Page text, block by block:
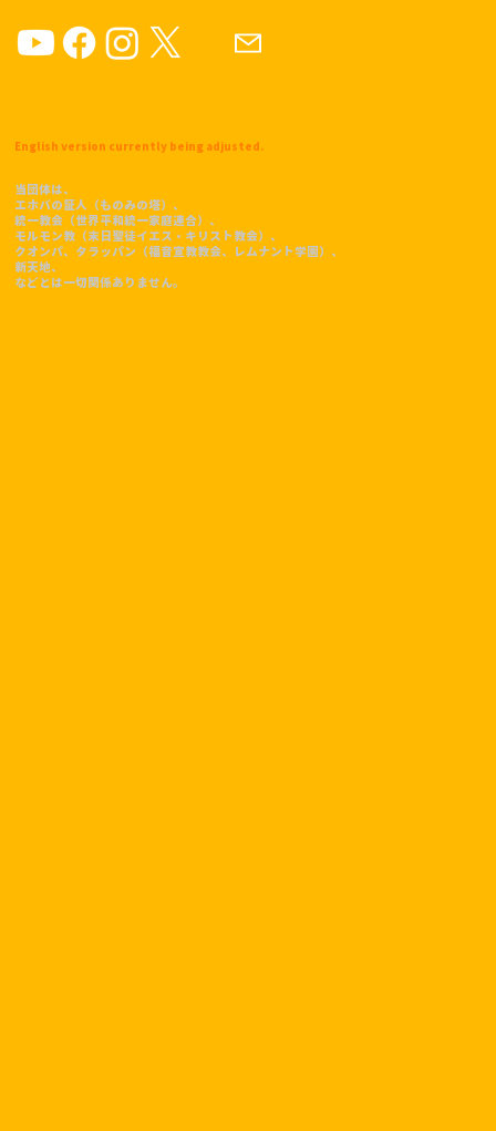
English version currently being adjusted.
当団体は、
エホバの証人（ものみの塔）、
統一教会（世界平和統一家庭連合）、
モルモン教（末日聖徒イエス・キリスト教会）、
クオンパ、タラッパン（福音宣教教会、レムナント学園）、
​新天地、
などとは一切関係ありません。